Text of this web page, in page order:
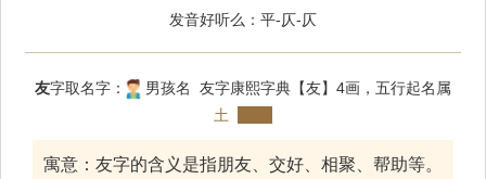
发音好听么：平-仄-仄
友字取名字：
男孩名 友字康熙字典【友】4画，五行起名属
土
寓意：友字的含义是指朋友、交好、相聚、帮助等。